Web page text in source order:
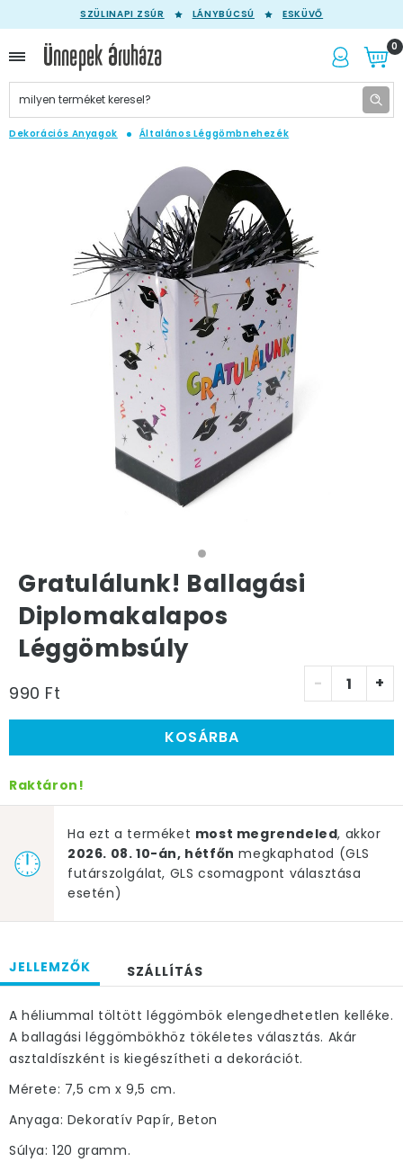
SZÜLINAPI ZSÚR LÁNYBÚCSÚ ESKÜVŐ
0
Dekorációs Anyagok Általános Léggömbnehezék
Gratulálunk! Ballagási
Diplomakalapos
Léggömbsúly
990 Ft - +
KOSÁRBA
Raktáron!
Ha ezt a terméket most megrendeled, akkor
2026. 08. 10-án, hétfőn megkaphatod (GLS
futárszolgálat, GLS csomagpont választása
esetén)
JELLEMZŐK SZÁLLÍTÁS
A héliummal töltött léggömbök elengedhetetlen kelléke.
A ballagási léggömbökhöz tökéletes választás. Akár
asztaldíszként is kiegészítheti a dekorációt.
Mérete: 7,5 cm x 9,5 cm.
Anyaga: Dekoratív Papír, Beton
Súlya: 120 gramm.